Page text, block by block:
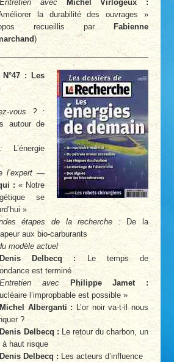
Entretien avec
Michel Virlogeux :
la durabilité des ouvrages »
recueillis par
Fabienne
)
: Les
vous ? :
autour de
L’énergie
l’expert—
:« Notre
se
»
étapes de la recherche : De la
aux bio-carburants
modèle actuel
Denis Delbecq :Le temps de
est terminé
Entretien avec
Philippe Jamet :
l’impropbable est possible »
Michel Alberganti :L’or noir va-t-il nous
?
Denis Delbecq :Le retour du charbon, un
à haut risque
Denis Delbecq : Les acteurs d’influence